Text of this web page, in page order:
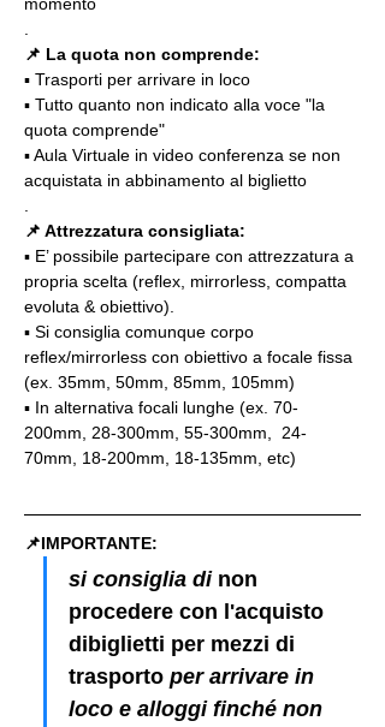
📌 La quota non comprende:
▪️ Trasporti per arrivare in loco
▪️ Tutto quanto non indicato alla voce "la
quota comprende"
▪️ Aula Virtuale in video conferenza se non
acquistata in abbinamento al biglietto
📌 Attrezzatura consigliata:
▪️ E’ possibile partecipare con attrezzatura a
propria scelta (reflex, mirrorless, compatta
evoluta & obiettivo).
▪️ Si consiglia comunque corpo
reflex/mirrorless con obiettivo a focale fissa
(ex. 35mm, 50mm, 85mm, 105mm)
▪️ In alternativa focali lunghe (ex. 70-
200mm, 28-300mm, 55-300mm,  24-
70mm, 18-200mm, 18-135mm, etc)
📌IMPORTANTE:
si consiglia di non
procedere con l'acquisto
dibiglietti per mezzi di
trasporto per arrivare in
loco e alloggi finché non